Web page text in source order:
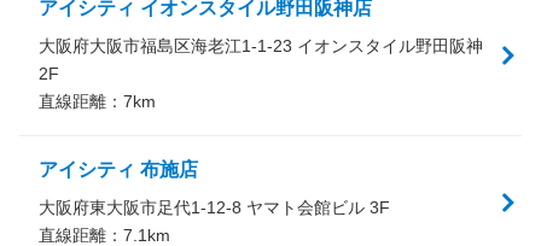
アイシティ イオンスタイル野田阪神店
大阪府大阪市福島区海老江1-1-23 イオンスタイル野田阪神
2F
直線距離： 7km
アイシティ 布施店
大阪府東大阪市足代1-12-8 ヤマト会館ビル 3F
直線距離： 7.1 km